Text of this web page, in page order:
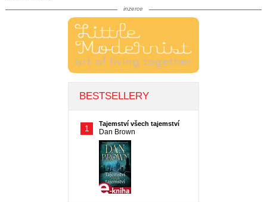
inzerce